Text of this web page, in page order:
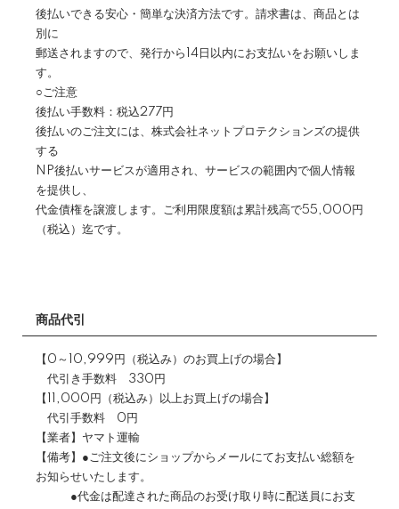
後払いできる安心・簡単な決済方法です。請求書は、商品とは
別に
郵送されますので、発行から14日以内にお支払いをお願いしま
す。
○ご注意
後払い手数料：税込277円
後払いのご注文には、株式会社ネットプロテクションズの提供
する
NP後払いサービスが適用され、サービスの範囲内で個人情報
を提供し、
代金債権を譲渡します。ご利用限度額は累計残高で55,000円
（税込）迄です。
商品代引
【0～10,999円（税込み）のお買上げの場合】
代引き手数料 330円
【11,000円（税込み）以上お買上げの場合】
代引手数料 0円
【業者】ヤマト運輸
【備考】●ご注文後にショップからメールにてお支払い総額を
お知らせいたします。
●代金は配達された商品のお受け取り時に配送員にお支